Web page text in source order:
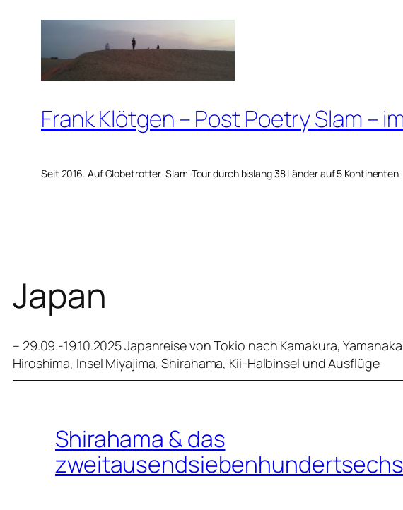
springen
Frank Klötgen – Post Poetry Slam –
Seit 2016. Auf Globetrotter-Slam-Tour durch bislang 38 Länder auf 5 Kontinenten
Japan
– 29.09.-19.10.2025 Japanreise von Tokio nach Kamakura,
Hiroshima, Insel Miyajima, Shirahama, Kii-Halbinsel und Ausflüge
Shirahama & das